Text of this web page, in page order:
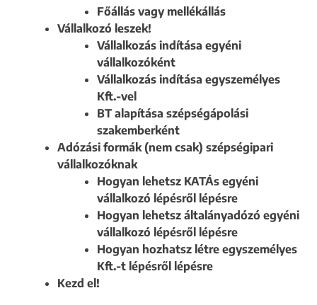
Főállás vagy mellékállás
Vállalkozó leszek!
Vállalkozás indítása egyéni
vállalkozóként
Vállalkozás indítása egyszemélyes
Kft.-vel
BT alapítása szépségápolási
szakemberként
Adózási formák (nem csak) szépségipari
vállalkozóknak
Hogyan lehetsz KATÁs egyéni
vállalkozó lépésről lépésre
Hogyan lehetsz általányadózó egyéni
vállalkozó lépésről lépésre
Hogyan hozhatsz létre egyszemélyes
Kft.-t lépésről lépésre
Kezd el!